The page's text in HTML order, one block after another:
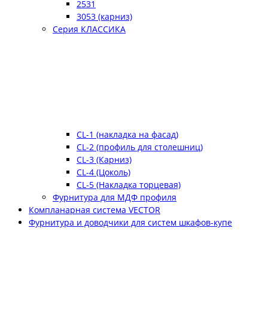
2531
3053 (карниз)
Серия КЛАССИКА
CL-1 (накладка на фасад)
CL-2 (профиль для столешниц)
CL-3 (Карниз)
CL-4 (Цоколь)
CL-5 (Накладка торцевая)
Фурнитура для МДФ профиля
Компланарная система VECTOR
Фурнитура и доводчики для систем шкафов-купе